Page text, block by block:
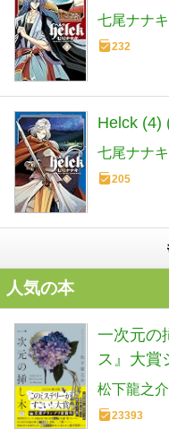
七尾ナナキ
232
Helck (4)
七尾ナナキ
205
人気の本
一次元の
ス』大賞
松下龍之介
23393